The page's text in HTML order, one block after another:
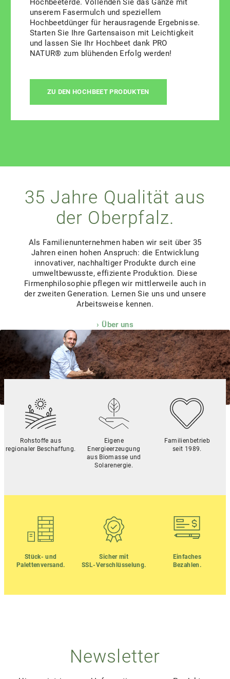
Hochbeeterde. Vollenden Sie das Ganze mit
unserem Fasermulch und speziellem
Hochbeetdünger für herausragende Ergebnisse.
Starten Sie Ihre Gartensaison mit Leichtigkeit
und lassen Sie Ihr Hochbeet dank PRO
NATUR® zum blühenden Erfolg werden!
ZU DEN HOCHBEET PRODUKTEN
35 Jahre Qualität aus
der Oberpfalz.
Als Familienunternehmen haben wir seit über 35
Jahren einen hohen Anspruch: die Entwicklung
innovativer, nachhaltiger Produkte durch eine
umweltbewusste, effiziente Produktion. Diese
Firmenphilosophie pflegen wir mittlerweile auch in
der zweiten Generation. Lernen Sie uns und unsere
Arbeitsweise kennen.
Über uns
Rohstoffe aus
regionaler Beschaffung.
Eigene
Energieerzeugung
aus Biomasse und
Solarenergie.
Familienbetrieb
seit 1989.
Stück- und
Palettenversand.
Sicher mit
SSL-Verschlüsselung.
Einfaches
Bezahlen.
Newsletter